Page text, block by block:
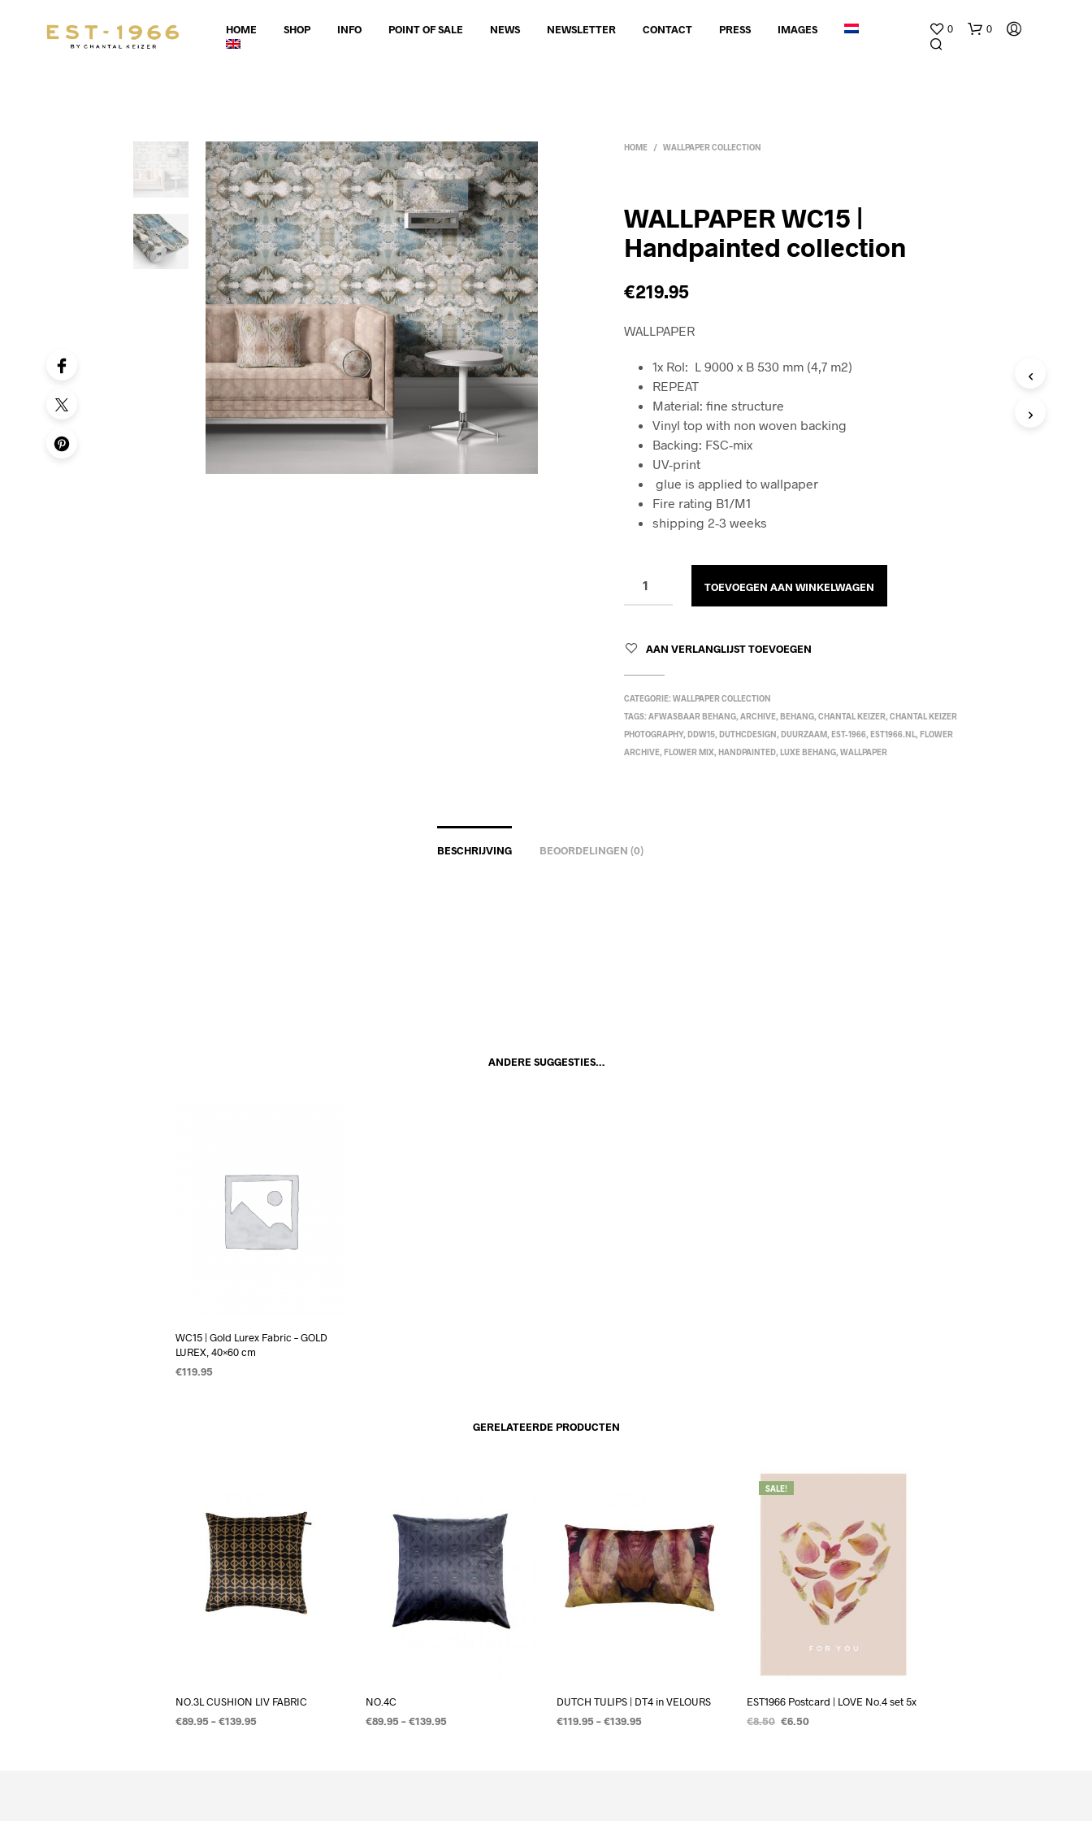
HOME SHOP INFO POINT OF SALE NEWS NEWSLETTER CONTACT PRESS IMAGES 0 0
HOME / WALLPAPER COLLECTION
WALLPAPER WC15 |
Handpainted collection
€219.95
WALLPAPER
1x Rol: L 9000 x B 530 mm (4,7 m2)
REPEAT
Material: fine structure
Vinyl top with non woven backing
Backing: FSC-mix
UV-print
glue is applied to wallpaper
Fire rating B1/M1
shipping 2-3 weeks
TOEVOEGEN AAN WINKELWAGEN
AAN VERLANGLIJST TOEVOEGEN
CATEGORIE:WALLPAPER COLLECTION
TAGS:AFWASBAAR BEHANG,ARCHIVE, BEHANG,CHANTAL KEIZER,CHANTAL KEIZER
PHOTOGRAPHY, DDW15, DUTHCDESIGN , DUURZAAM , EST-1966, EST1966.NL, FLOWER
ARCHIVE, FLOWER MIX, HANDPAINTED, LUXE BEHANG,WALLPAPER
BESCHRIJVING BEOORDELINGEN (0)
ANDERE SUGGESTIES…
WC15 | Gold Lurex Fabric – GOLD
LUREX, 40×60 cm
€119.95
GERELATEERDE PRODUCTEN
NO.3L CUSHION LIV FABRIC
€89.95–€139.95
NO.4C
€89.95–€139.95
DUTCH TULIPS | DT4 in VELOURS
€119.95–€139.95
SALE!
EST1966 Postcard | LOVE No.4 set 5x
€8.50 €6.50